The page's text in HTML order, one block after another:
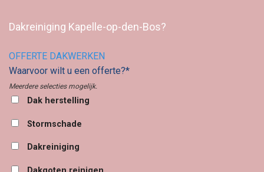
Dakreiniging Kapelle-op-den-Bos?
OFFERTE DAKWERKEN
Waarvoor wilt u een offerte?*
Meerdere selecties mogelijk.
Dak herstelling
Stormschade
Dakreiniging